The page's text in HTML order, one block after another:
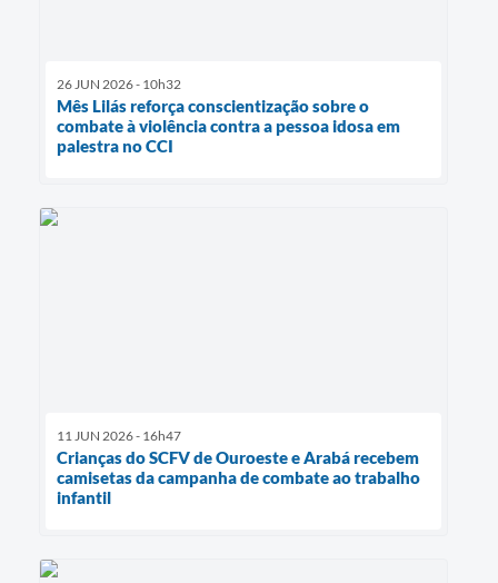
26 JUN 2026 - 10h32
Mês Lilás reforça conscientização sobre o
combate à violência contra a pessoa idosa em
palestra no CCI
11 JUN 2026 - 16h47
Crianças do SCFV de Ouroeste e Arabá recebem
camisetas da campanha de combate ao trabalho
infantil